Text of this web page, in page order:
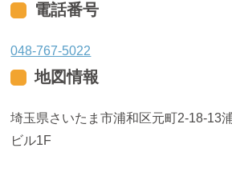
電話番号
048-767-5022
地図情報
埼玉県さいたま市浦和区元町2-18-13
ビル1F